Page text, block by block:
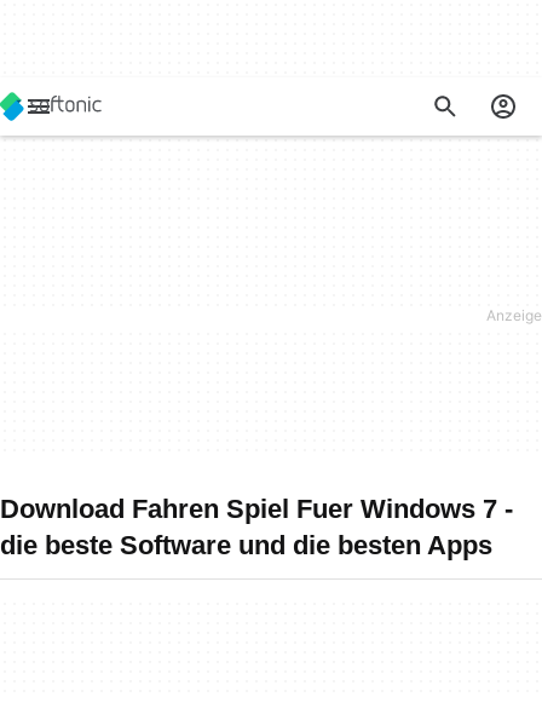
Download Fahren Spiel Fuer Windows 7 -
die beste Software und die besten Apps